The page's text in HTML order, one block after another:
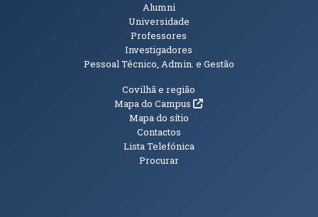
Alumni
Universidade
Professores
Investigadores
Pessoal Técnico, Admin. e Gestão
Informações Adicionais
Covilhã e região
Mapa do Campus(abre em nova janela)
Mapa do sítio
Contactos
Lista Telefónica
Procurar